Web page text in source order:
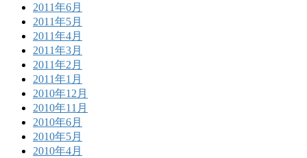
2011年6月
2011年5月
2011年4月
2011年3月
2011年2月
2011年1月
2010年12月
2010年11月
2010年6月
2010年5月
2010年4月